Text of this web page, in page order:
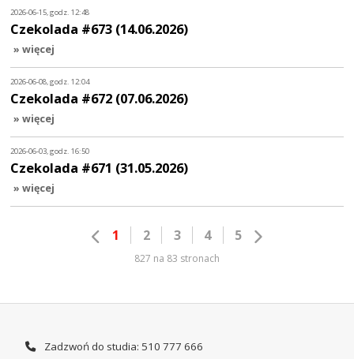
2026-06-15, godz. 12:48
Czekolada #673 (14.06.2026)
» więcej
2026-06-08, godz. 12:04
Czekolada #672 (07.06.2026)
» więcej
2026-06-03, godz. 16:50
Czekolada #671 (31.05.2026)
» więcej
1 2 3 4 5
827 na 83 stronach
Zadzwoń do studia: 510 777 666